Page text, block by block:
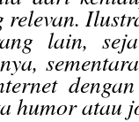
relevan.
lain,
humor atau